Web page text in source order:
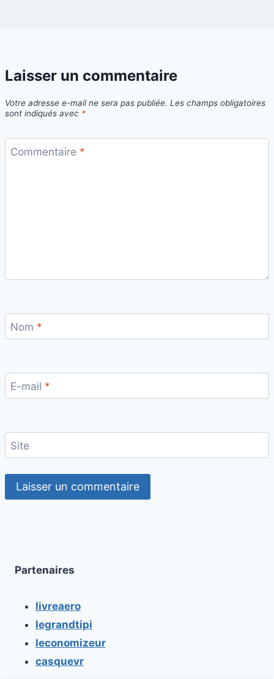
Laisser un commentaire
Votre adresse e-mail ne sera pas publiée. Les champs obligatoires
sont indiqués avec *
Commentaire *
Nom *
E-mail *
Site
Partenaires
livreaero
legrandtipi
leconomizeur
casquevr